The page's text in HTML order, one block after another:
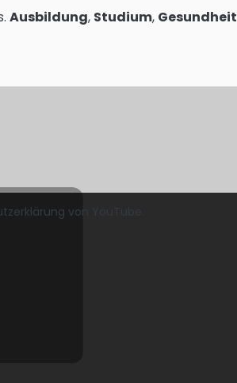
Ausbildung, Studium, Gesundheit
von YouTube.